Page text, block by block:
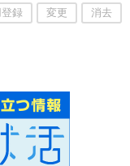
登録 変更 消去